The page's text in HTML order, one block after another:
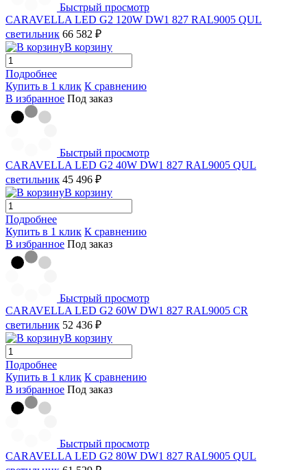
Быстрый просмотр
CARAVELLA LED G2 120W DW1 827 RAL9005 QUL
светильник 66 582 ₽
В корзину
Подробнее
Купить в 1 клик К сравнению
В избранное Под заказ
Быстрый просмотр
CARAVELLA LED G2 40W DW1 827 RAL9005 QUL
светильник 45 496 ₽
В корзину
Подробнее
Купить в 1 клик К сравнению
В избранное Под заказ
Быстрый просмотр
CARAVELLA LED G2 60W DW1 827 RAL9005 CR
светильник 52 436 ₽
В корзину
Подробнее
Купить в 1 клик К сравнению
В избранное Под заказ
Быстрый просмотр
CARAVELLA LED G2 80W DW1 827 RAL9005 QUL